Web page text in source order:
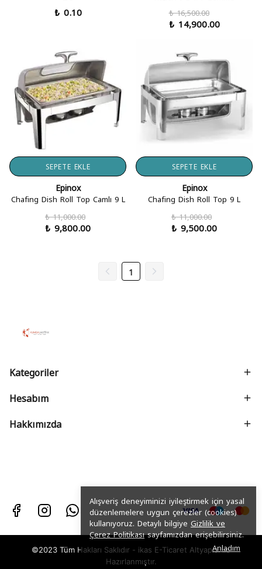
Alışveriş deneyiminizi iyileştirmek için yasal
düzenlemelere uygun çerezler (cookies)
kullanıyoruz. Detaylı bilgiye Gizlilik ve
Çerez Politikasısayfamızdan erişebilirsiniz.
Anladım
₺ 0.10
₺ 16,500.00
₺ 14,900.00
SEPETE EKLE
Epinox
Chafing Dish Roll Top Camlı 9 L
₺ 11,000.00
₺ 9,800.00
SEPETE EKLE
Epinox
Chafing Dish Roll Top 9 L
₺ 11,000.00
₺ 9,500.00
1
Kategoriler
Hesabım
Hakkımızda
©2023 Tüm Hakları Saklıdır - ikas E-Ticaret Altyapısı ile
Hazırlanmıştır.